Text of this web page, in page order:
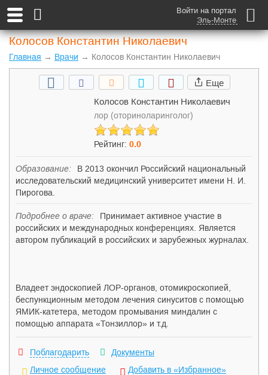
Войти на портал
Эль-Монте
Колосов Константин Николаевич
Главная → Врачи → Колосов Константин Николаевич
Еще
Колосов Константин Николаевич
лор (оториноларинголог)
Рейтинг: 0.0
Образование:
В 2013 окончил Российский национальный
исследовательский медицинский университет имени Н. И.
Пирогова.
Подробнее о враче:
Принимает активное участие в
российских и международных конференциях. Является
автором публикаций в российских и зарубежных журналах.
Владеет эндоскопией ЛОР-органов, отомикроскопией,
беспункционным методом лечения синуситов с помощью
ЯМИК-катетера, методом промывания миндалин с
помощью аппарата «Тонзиллор» и т.д.
Поблагодарить
Документы
Личное сообщение
Добавить в «Избранное»